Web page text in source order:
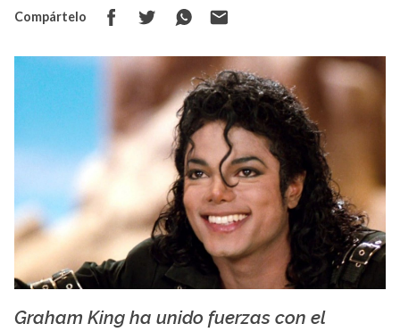
Compártelo
Graham King ha unido fuerzas con el